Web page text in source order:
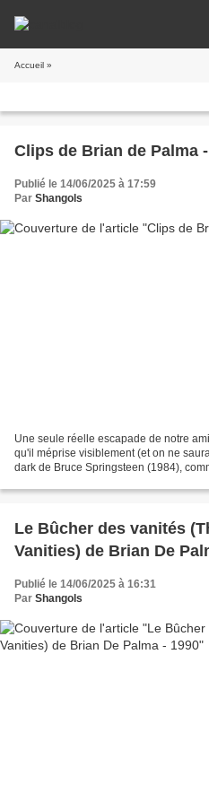
Accueil »
Clips de Brian de Palma
Publié le 14/06/2025 à 17:59
Par Shangols
Une seule réelle escapade de notre
qu'il méprise visiblement (et on ne
dark de Bruce Springsteen (1984),
Le Bûcher des vanités
Vanities) de Brian De
Publié le 14/06/2025 à 16:31
Par Shangols